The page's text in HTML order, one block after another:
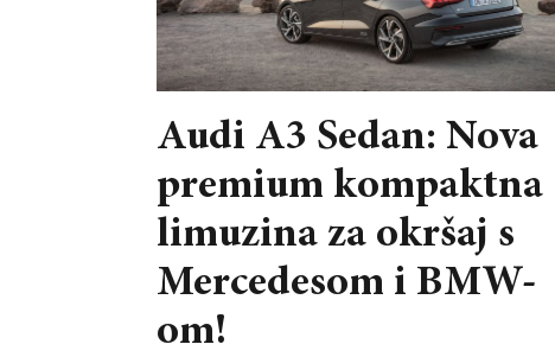
Audi A3 Sedan: Nova
premium kompaktna
limuzina za okršaj s
Mercedesom i BMW-
om!